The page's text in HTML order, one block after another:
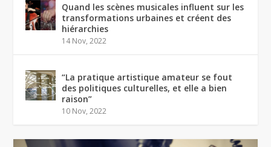
Quand les scènes musicales influent sur les
transformations urbaines et créent des
hiérarchies
14 Nov, 2022
“La pratique artistique amateur se fout
des politiques culturelles, et elle a bien
raison”
10 Nov, 2022